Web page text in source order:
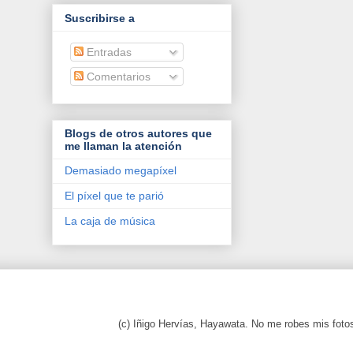
Suscribirse a
Entradas
Comentarios
Blogs de otros autores que
me llaman la atención
Demasiado megapíxel
El píxel que te parió
La caja de música
(c) Iñigo Hervías, Hayawata. No me robes mis